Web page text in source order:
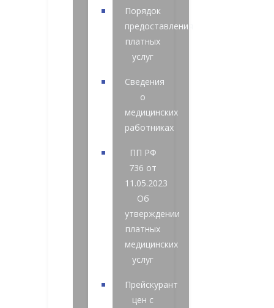
Порядок
предоставления
платных
услуг
Сведения
о
медицинских
работниках
ПП РФ
736 от
11.05.2023
Об
утверждении
платных
медицинских
услуг
Прейскурант
цен с